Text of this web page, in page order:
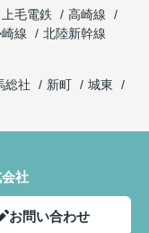
上毛電鉄
高崎線
線
北陸新幹線
総社 新町
城東
社
お問い合わせ